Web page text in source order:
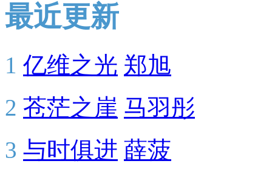
最近更新
1 亿维之光 郑旭
2 苍茫之崖 马羽彤
3 与时俱进 薛菠